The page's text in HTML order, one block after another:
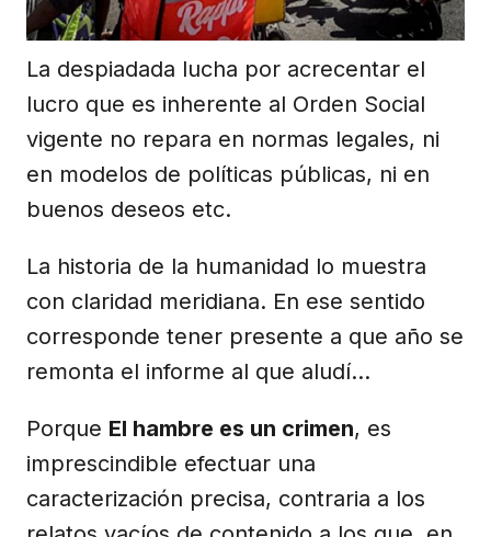
La despiadada lucha por acrecentar el
lucro que es inherente al Orden Social
vigente no repara en normas legales, ni
en modelos de políticas públicas, ni en
buenos deseos etc.
La historia de la humanidad lo muestra
con claridad meridiana. En ese sentido
corresponde tener presente a que año se
remonta el informe al que aludí…
Porque El hambre es un crimen, es
imprescindible efectuar una
caracterización precisa, contraria a los